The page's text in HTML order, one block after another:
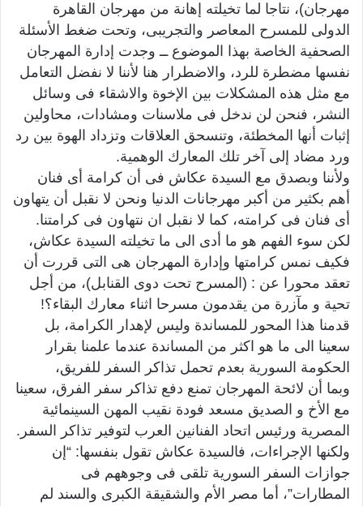
مهرجان)، نتاجا لما تخيلته إهانة من مهرجان القاهرة
الدولى للمسرح المعاصر والتجريبى، وتحت ضغط الأسئلة
الصحفية الخاصة بهذا الموضوع ــ وجدت إدارة المهرجان
نفسها مضطرة للرد، والاضطرار هنا لأننا لا نفضل التعامل
مع مثل هذه المشكلات بين الإخوة والاشقاء فى وسائل
النشر، فنحن لن ندخل فى ملاسنات ومشادات، محاولين
إثبات أنها المخطئة، وتنسحق العلاقات وتزداد الهوة بين رد
ورد مضاد إلى آخر تلك المعارك الوهمية.
ولأننا وبصدق مع السيدة عكاش فى أن كرامة أى فنان
أهم بكثير من أكبر مهرجانات الدنيا ونحن لا نقبل أن يتهاون
أى فنان فى كرامته، كما لا نقبل ان نتهاون فى كرامتنا.
لكن سوء الفهم هو ما أدى الى ما تخيلته السيدة عكاش،
فكيف نمس كرامتها وإدارة المهرجان هى التى قررت أن
تعقد محورا عن : (المسرح تحت دوى القنابل)، من أجل
تحية و مآزرة من يقدمون مسرحا اثناء معارك البقاء؟!
قدمنا هذا المحور للمساندة وليس لإهدار الكرامة، بل
سعينا الى ما هو اكثر من المساندة عندما علمنا بقرار
الحكومة السورية بعدم تحمل تذاكر السفر للفريق،
وبما أن لائحة المهرجان تمنع دفع تذاكر سفر الفرق، سعينا
مع الأخ و الصديق مسعد فودة نقيب المهن السينمائية
المصرية ورئيس اتحاد الفنانين العرب لتوفير تذاكر السفر.
ولكنها الإجراءات، فالسيدة عكاش تقول بنفسها: “إن
جوازات السفر السورية تلقى فى وجوههم فى
المطارات”، أما مصر الأم والشقيقة الكبرى والسند لم